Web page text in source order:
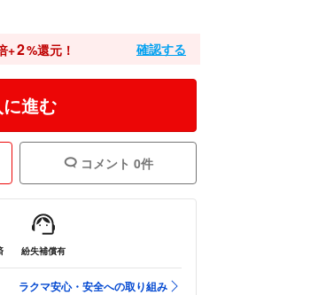
+2%還元！ 確認する
進む
コメント 0件
紛失補償有
ラクマ安心・安全への取り組み